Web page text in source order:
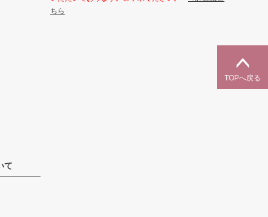
TOPへ戻る
ちら
て